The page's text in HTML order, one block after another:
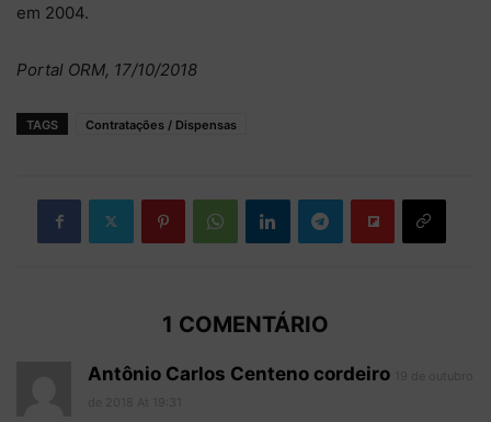
em 2004.
Portal ORM, 17/10/2018
TAGS Contratações / Dispensas
1 COMENTÁRIO
Antônio Carlos Centeno cordeiro